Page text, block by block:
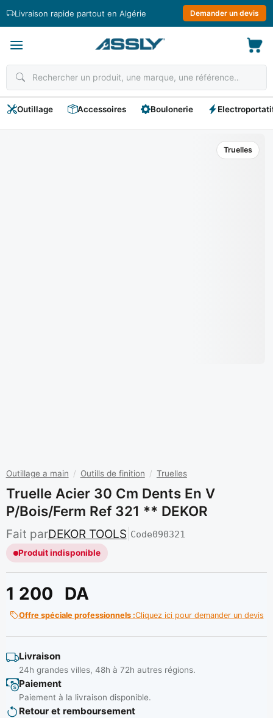
Livraison rapide partout en Algérie Demander un devis
Outillage Accessoires Boulonerie
Truelles
Outillage a main / Outills de finition / Truelles
Truelle Acier 30 Cm Dents En V
P/bois/ferm Ref 321 ** DEKOR
Fait parDEKOR TOOLS Code090321
Produit indisponible
1 200 DA
Offre spéciale professionnels :Cliquez ici pour demander un devis
Livraison
24h grandes villes, 48h à 72h autres régions.
Paiement
Paiement à la livraison disponible.
Retour et remboursement